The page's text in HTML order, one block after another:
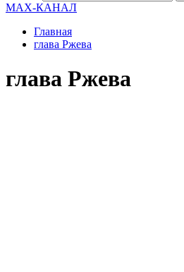
MAX-КАНАЛ
Главная
глава Ржева
глава Ржева